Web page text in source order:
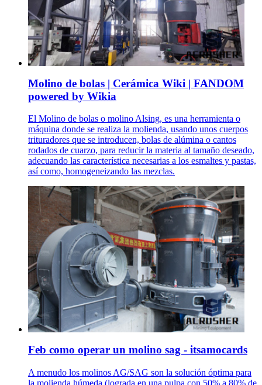
Molino de bolas | Cerámica Wiki | FANDOM
powered by Wikia
El Molino de bolas o molino Alsing, es una herramienta o
máquina donde se realiza la molienda, usando unos cuerpos
trituradores que se introducen, bolas de alúmina o cantos
rodados de cuarzo, para reducir la materia al tamaño deseado,
adecuando las característica necesarias a los esmaltes y pastas,
así como, homogeneizando las mezclas.
Feb como operar un molino sag - itsamocards
A menudo los molinos AG/SAG son la solución óptima para
la molienda húmeda (lograda en una pulpa con 50% a 80% de